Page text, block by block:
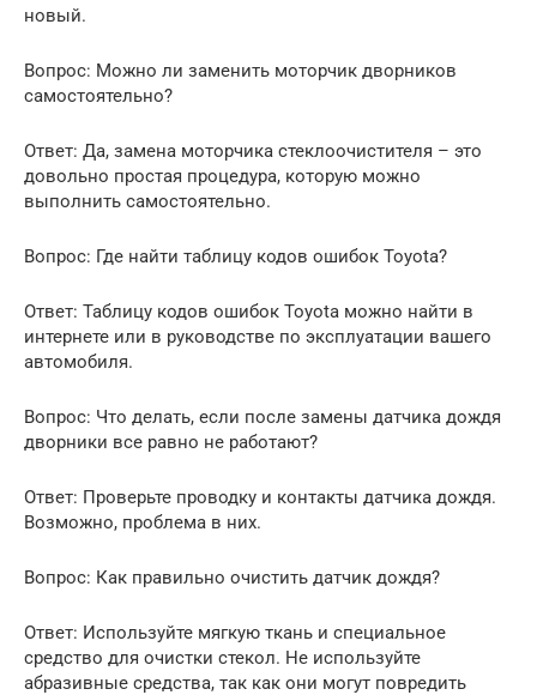
новый.
Вопрос: Можно ли заменить моторчик дворников
самостоятельно?
Ответ: Да, замена моторчика стеклоочистителя – это
довольно простая процедура, которую можно
выполнить самостоятельно.
Вопрос: Где найти таблицу кодов ошибок Toyota?
Ответ: Таблицу кодов ошибок Toyota можно найти в
интернете или в руководстве по эксплуатации вашего
автомобиля.
Вопрос: Что делать, если после замены датчика дождя
дворники все равно не работают?
Ответ: Проверьте проводку и контакты датчика дождя.
Возможно, проблема в них.
Вопрос: Как правильно очистить датчик дождя?
Ответ: Используйте мягкую ткань и специальное
средство для очистки стекол. Не используйте
абразивные средства, так как они могут повредить